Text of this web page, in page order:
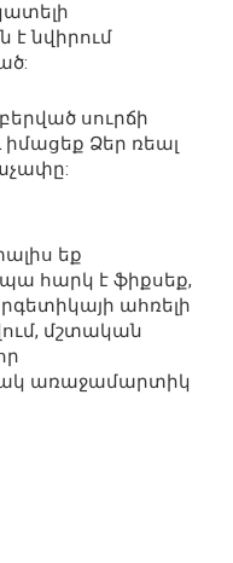
է նվիրում
սուրճի
Ձեր ռեալ
եք
հարկ է ֆիքսեք,
ահռելի
մշտական
առաջամարտիկ